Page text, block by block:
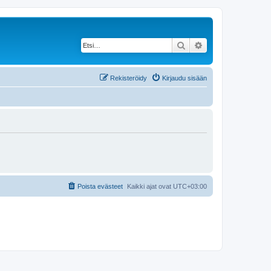
Etsi
Kirjaudu sisään
Rekisteröidy
Kaikki ajat ovat UTC+03:00
Poista evästeet